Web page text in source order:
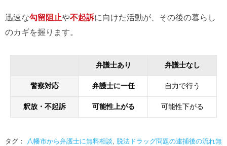
迅速な勾留阻止や不起訴に向けた活動が、その後の暮らし
のカギを握ります。
弁護士あり 弁護士なし
警察対応 弁護士に一任 自力で行う
釈放・不起訴 可能性上がる 可能性下がる
タグ： 八幡市から弁護士に無料相談, 脱法ドラッグ問題の逮捕後の流れ無